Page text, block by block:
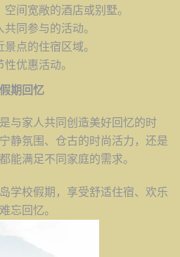
间宽敞的酒店或别墅。
同参与的活动。
点的住宿区域。
优惠活动。
期回忆
与家人共同创造美好回忆的时
静氛围、仓古的时尚活力，还是
能满足不同家庭的需求。
学校假期，享受舒适住宿、欢乐
忘回忆。